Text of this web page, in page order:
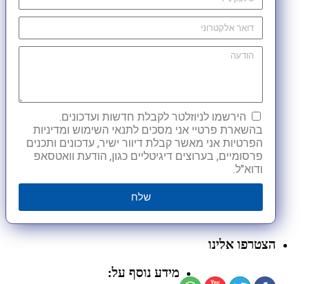
הירשמו לניוזלטר לקבלת חדשות ועדכונים.
בהשארת פרטיי אני מסכים לתנאי השימוש ומדיניות
הפרטיות אני מאשר קבלת דיוור ישיר, עדכונים ותכנים
פרסומיים, בערוצים דיגיטליים כגון, הודעת וואטסאפ
ודוא"ל.
שלח
הצטרפו אלינו
מידע נוסף על: